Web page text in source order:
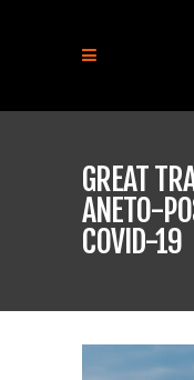
GREAT
ANETO-
COVID-19